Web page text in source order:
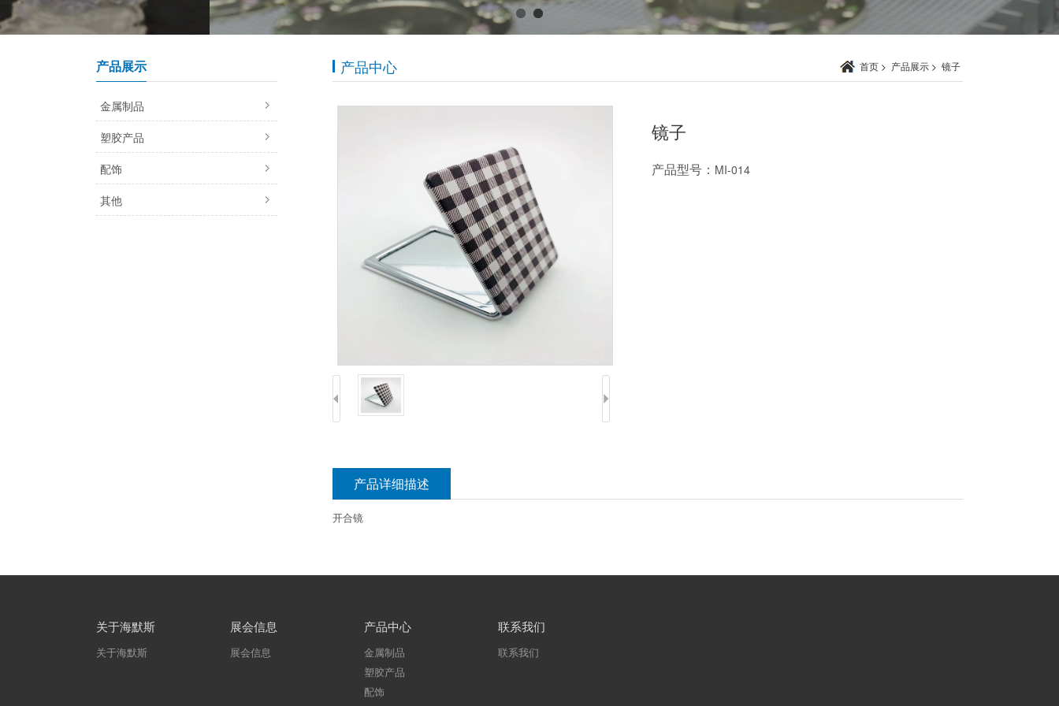
产品展示
金属制品
塑胶产品
配饰
其他
产品中心 首页 > 产品展示 > 镜子
镜子
产品型号： MI-014
产品详细描述
开合镜
关于海默斯
关于海默斯
展会信息
展会信息
产品中心
金属制品
塑胶产品
配饰
联系我们
联系我们